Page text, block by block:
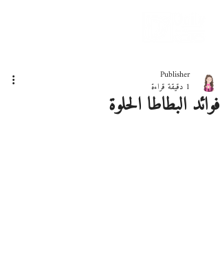
فوائد البطاطا الحلوة
Publisher
1 دقيقة قراءة